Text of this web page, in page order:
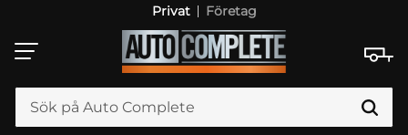
Meny
Privat Företag